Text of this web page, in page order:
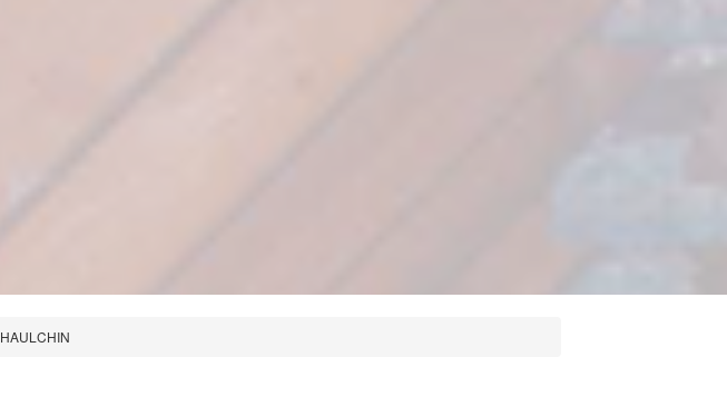
HAULCHIN